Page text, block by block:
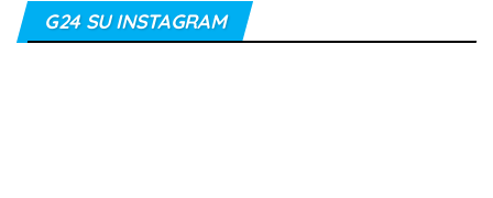
G24 SU INSTAGRAM